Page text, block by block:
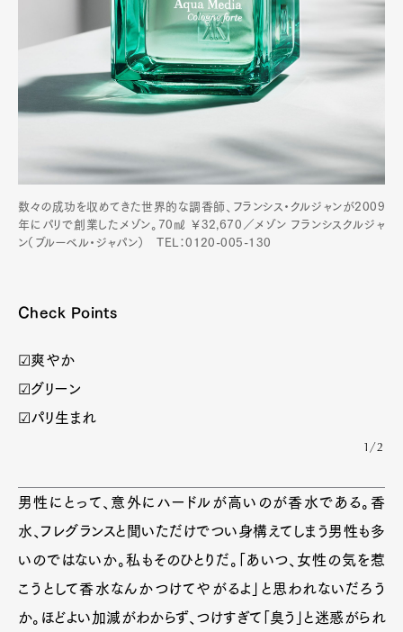
数々の成功を収めてきた世界的な調香師、フランシス・クルジャンが2009
年にパリで創業したメゾン。70㎖ ￥32,670／メゾン フランシスクルジャ
ン（ブルーベル・ジャパン） TEL：0120-005-130
Check Points
☑爽やか
☑グリーン
☑パリ生まれ
1/2
男性にとって、意外にハードルが高いのが香水である。香
水、フレグランスと聞いただけでつい身構えてしまう男性も多
いのではないか。私もそのひとりだ。「あいつ、女性の気を惹
こうとして香水なんかつけてやがるよ」と思われないだろう
か。ほどよい加減がわからず、つけすぎて「臭う」と迷惑がられ